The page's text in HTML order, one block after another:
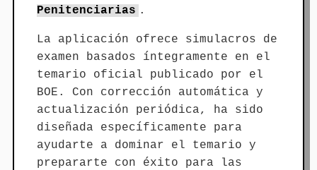
Penitenciarias .
La aplicación ofrece simulacros de
examen basados íntegramente en el
temario oficial publicado por el
BOE. Con corrección automática y
actualización periódica, ha sido
diseñada específicamente para
ayudarte a dominar el temario y
prepararte con éxito para las